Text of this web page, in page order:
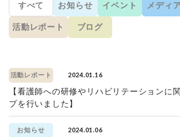
すべて お知らせ イベント メディ
活動レポート ブログ
活動レポート 2024.01.16
【看護師への研修やリハビリテーションに
プを行いました】
お知らせ 2024.01.06